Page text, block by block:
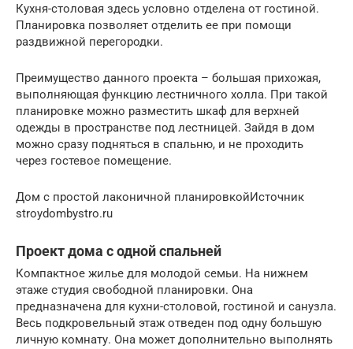
Кухня-столовая здесь условно отделена от гостиной.
Планировка позволяет отделить ее при помощи
раздвижной перегородки.
Преимущество данного проекта – большая прихожая,
выполняющая функцию лестничного холла. При такой
планировке можно разместить шкаф для верхней
одежды в пространстве под лестницей. Зайдя в дом
можно сразу подняться в спальню, и не проходить
через гостевое помещение.
Дом с простой лаконичной планировкойИсточник
stroydombystro.ru
Проект дома с одной спальней
Компактное жилье для молодой семьи. На нижнем
этаже студия свободной планировки. Она
предназначена для кухни-столовой, гостиной и санузла.
Весь подкровельный этаж отведен под одну большую
личную комнату. Она может дополнительно выполнять